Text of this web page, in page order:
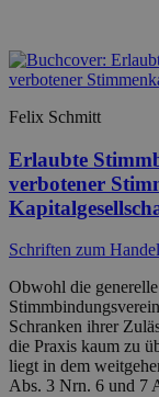
Felix Schmitt
Erlaubte
verbotener
Schriften zum
Obwohl die
Schranken ihrer
die Praxis kaum zu
liegt in dem
Abs. 3 Nrn. 6 und 7